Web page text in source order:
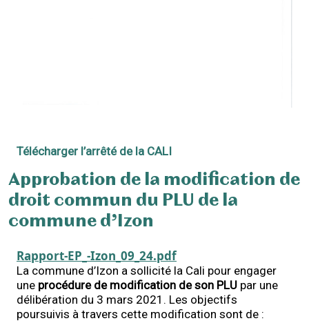
Télécharger l’arrêté de la CALI
Approbation de la modification de
droit commun du PLU de la
commune d’Izon
Rapport-EP_-Izon_09_24.pdf
La commune d’Izon a sollicité la Cali pour engager
une procédure de modification de son PLU par une
délibération du 3 mars 2021. Les objectifs
poursuivis à travers cette modification sont de :